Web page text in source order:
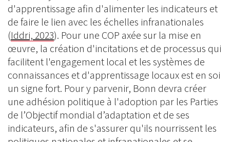
d'apprentissage afin d'alimenter les indicateurs et
de faire le lien avec les échelles infranationales
(Iddri, 2023). Pour une COP axée sur la mise en
œuvre, la création d'incitations et de processus qui
facilitent l'engagement local et les systèmes de
connaissances et d'apprentissage locaux est en soi
un signe fort. Pour y parvenir, Bonn devra créer
une adhésion politique à l'adoption par les Parties
de l’Objectif mondial d’adaptation et de ses
indicateurs, afin de s'assurer qu'ils nourrissent les